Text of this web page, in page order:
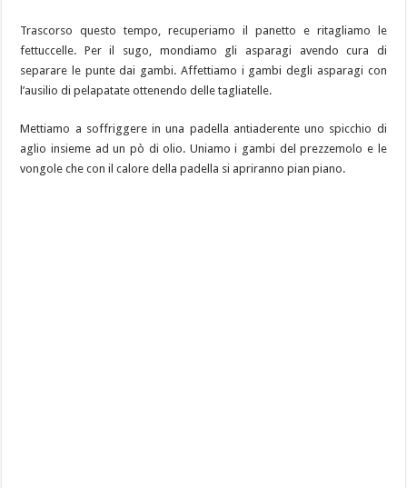
Trascorso questo tempo, recuperiamo il panetto e ritagliamo le
fettuccelle. Per il sugo, mondiamo gli asparagi avendo cura di
separare le punte dai gambi. Affettiamo i gambi degli asparagi con
l’ausilio di pelapatate ottenendo delle tagliatelle.
Mettiamo a soffriggere in una padella antiaderente uno spicchio di
aglio insieme ad un pò di olio. Uniamo i gambi del prezzemolo e le
vongole che con il calore della padella si apriranno pian piano.